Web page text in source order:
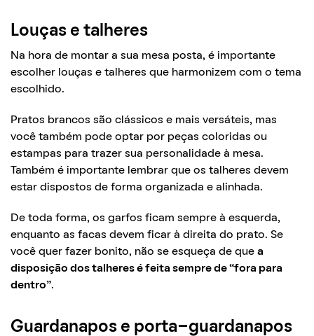
Louças e talheres
Na hora de montar a sua mesa posta, é importante
escolher louças e talheres que harmonizem com o tema
escolhido.
Pratos brancos são clássicos e mais versáteis, mas
você também pode optar por peças coloridas ou
estampas para trazer sua personalidade à mesa.
Também é importante lembrar que os talheres devem
estar dispostos de forma organizada e alinhada.
De toda forma, os garfos ficam sempre à esquerda,
enquanto as facas devem ficar à direita do prato. Se
você quer fazer bonito, não se esqueça de que a
disposição dos talheres é feita sempre de “fora para
dentro”.
Guardanapos e porta-guardanapos